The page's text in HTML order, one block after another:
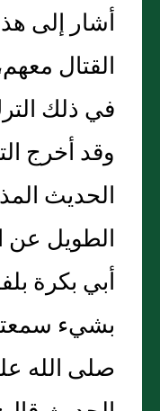
أشار إلى
القتال
في ذلك
وقد أخرج
الحديث
الطويل
أبي بكرة
بشيء
صلى الله